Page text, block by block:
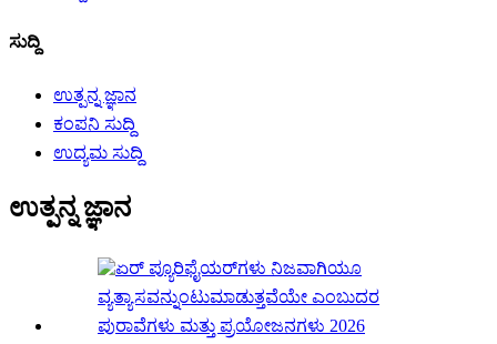
ಸುದ್ದಿ
ಉತ್ಪನ್ನ ಜ್ಞಾನ
ಕಂಪನಿ ಸುದ್ದಿ
ಉದ್ಯಮ ಸುದ್ದಿ
ಉತ್ಪನ್ನ ಜ್ಞಾನ